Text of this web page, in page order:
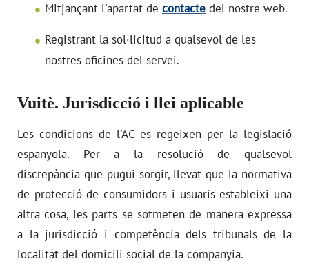
Mitjançant l'apartat de contacte del nostre web.
Registrant la sol·licitud a qualsevol de les
nostres oficines del servei.
Vuitè. Jurisdicció i llei aplicable
Les condicions de l'AC es regeixen per la legislació
espanyola. Per a la resolució de qualsevol
discrepància que pugui sorgir, llevat que la normativa
de protecció de consumidors i usuaris estableixi una
altra cosa, les parts se sotmeten de manera expressa
a la jurisdicció i competència dels tribunals de la
localitat del domicili social de la companyia.